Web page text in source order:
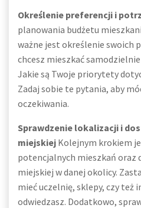
Określenie preferencji i
planowania budżetu
ważne jest określenie swoich
chcesz mieszkać
Jakie są Twoje priorytety
Zadaj sobie te pytania, aby
oczekiwania.
Sprawdzenie lokalizacji i
miejskiej Kolejnym krokiem
potencjalnych mieszkań oraz
miejskiej w danej okolicy.
mieć uczelnię, sklepy, czy też
odwiedzasz. Dodatkowo,